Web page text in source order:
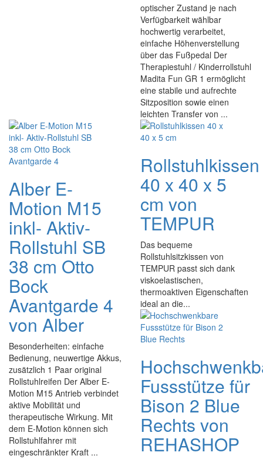
optischer Zustand je nach
Verfügbarkeit wählbar
hochwertig verarbeitet,
einfache Höhenverstellung
über das Fußpedal Der
Therapiestuhl / Kinderrollstuhl
Madita Fun GR 1 ermöglicht
eine stabile und aufrechte
Sitzposition sowie einen
leichten Transfer von ...
Alber E-
Motion M15
inkl- Aktiv-
Rollstuhl SB
38 cm Otto
Bock
Avantgarde 4
von Alber
Besonderheiten: einfache
Bedienung, neuwertige Akkus,
zusätzlich 1 Paar original
Rollstuhlreifen Der Alber E-
Motion M15 Antrieb verbindet
aktive Mobilität und
therapeutische Wirkung. Mit
dem E-Motion können sich
Rollstuhlfahrer mit
eingeschränkter Kraft ...
Rollstuhlkissen
40 x 40 x 5
cm von
TEMPUR
Das bequeme
Rollstuhlsitzkissen von
TEMPUR passt sich dank
viskoelastischen,
thermoaktiven Eigenschaften
ideal an die...
Fussstütze für
Bison 2 Blue
Rechts von
REHASHOP